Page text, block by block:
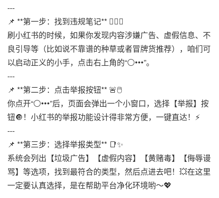
---
📌 **第一步：找到违规笔记** 🕵️‍♀️🤳
刷小红书的时候，如果你发现内容涉嫌广告、虚假信息、不
良引导等（比如说不靠谱的种草或者冒牌货推荐），咱们可
以启动正义的小手，点击右上角的“⚪️•••”。
---
📌 **第二步：点击举报按钮** 🚨🖱️
你点开“⚪️•••”后，页面会弹出一个小窗口，选择【举报】按
钮🔘！小红书的举报功能设计得非常方便，一键直达！⚡
---
📌 **第三步：选择举报类型** 📑✨
系统会列出【垃圾广告】【虚假内容】【黄赌毒】【侮辱谩
骂】等选项，找到最符合的类型，然后点进去吧！💥在这里
一定要认真选择，是在帮助平台净化环境哟～💖